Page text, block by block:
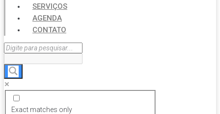
SERVIÇOS
AGENDA
CONTATO
Exact matches only